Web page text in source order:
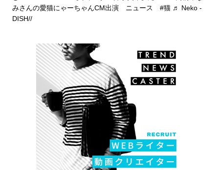
みさんの愛猫にゃーちゃんCM出演 ニュース #猫 ♬ Neko -
DISH//